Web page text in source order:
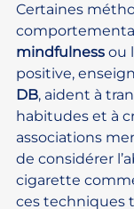
Certaines
mindfulness ou
positive,
DB, aident à
habitudes et à
associations
de considérer
cigarette
ces techniques